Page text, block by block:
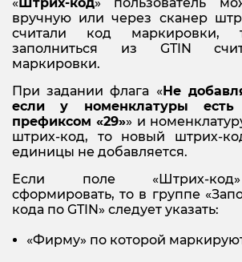
« Штрих-код» пользователь
вручную или через сканер
считали код маркировки,
заполниться из GTIN
маркировки.
При задании флага «Не
если у номенклатуры
префиксом «29»» и
штрих-код, то новый штрих-
единицы не добавляется.
Если поле «Штрих-
сформировать, то в группе
кода по GTIN» следует указать:
«Фирму» по которой